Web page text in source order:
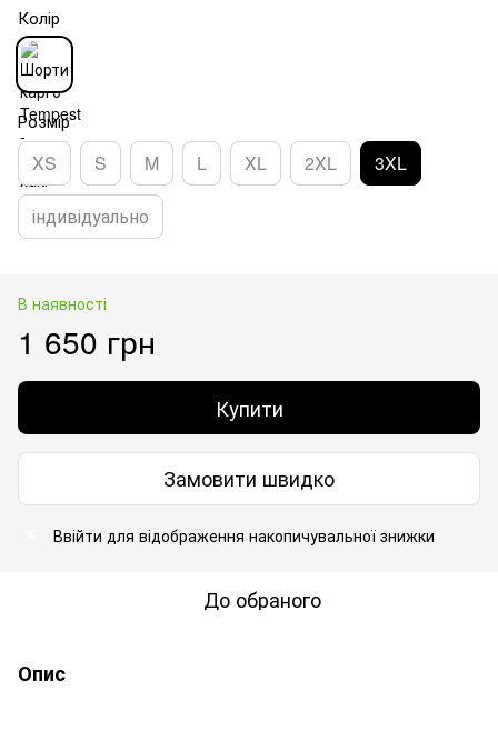
Колір
Розмір
XS S M L XL 2XL 3XL
індивідуально
В наявності
1 650 грн
Купити
Замовити швидко
Ввійти для відображення накопичувальної знижки
До обраного
Опис